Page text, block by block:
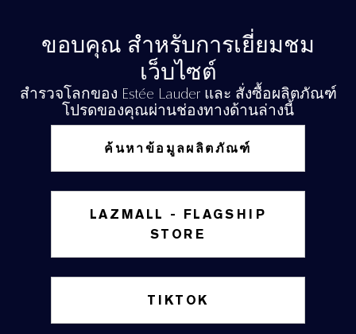
ขอบคุณ สำหรับการเยี่ยมชม
เว็บไซต์
สำรวจโลกของ Estée Lauder และ สั่งซื้อผลิตภัณฑ์
โปรดของคุณผ่านช่องทางด้านล่างนี้
ค้นหาข้อมูลผลิตภัณฑ์
LAZMALL - FLAGSHIP
STORE
TIKTOK